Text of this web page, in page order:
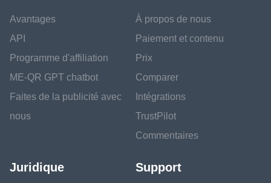
Avantages
API
Programme d'affiliation
ME-QR GPT chatbot
Faites de la publicité avec
nous
À propos de nous
Paiement et contenu
Prix
Comparer
Intégrations
TrustPilot
Commentaires
Juridique Support